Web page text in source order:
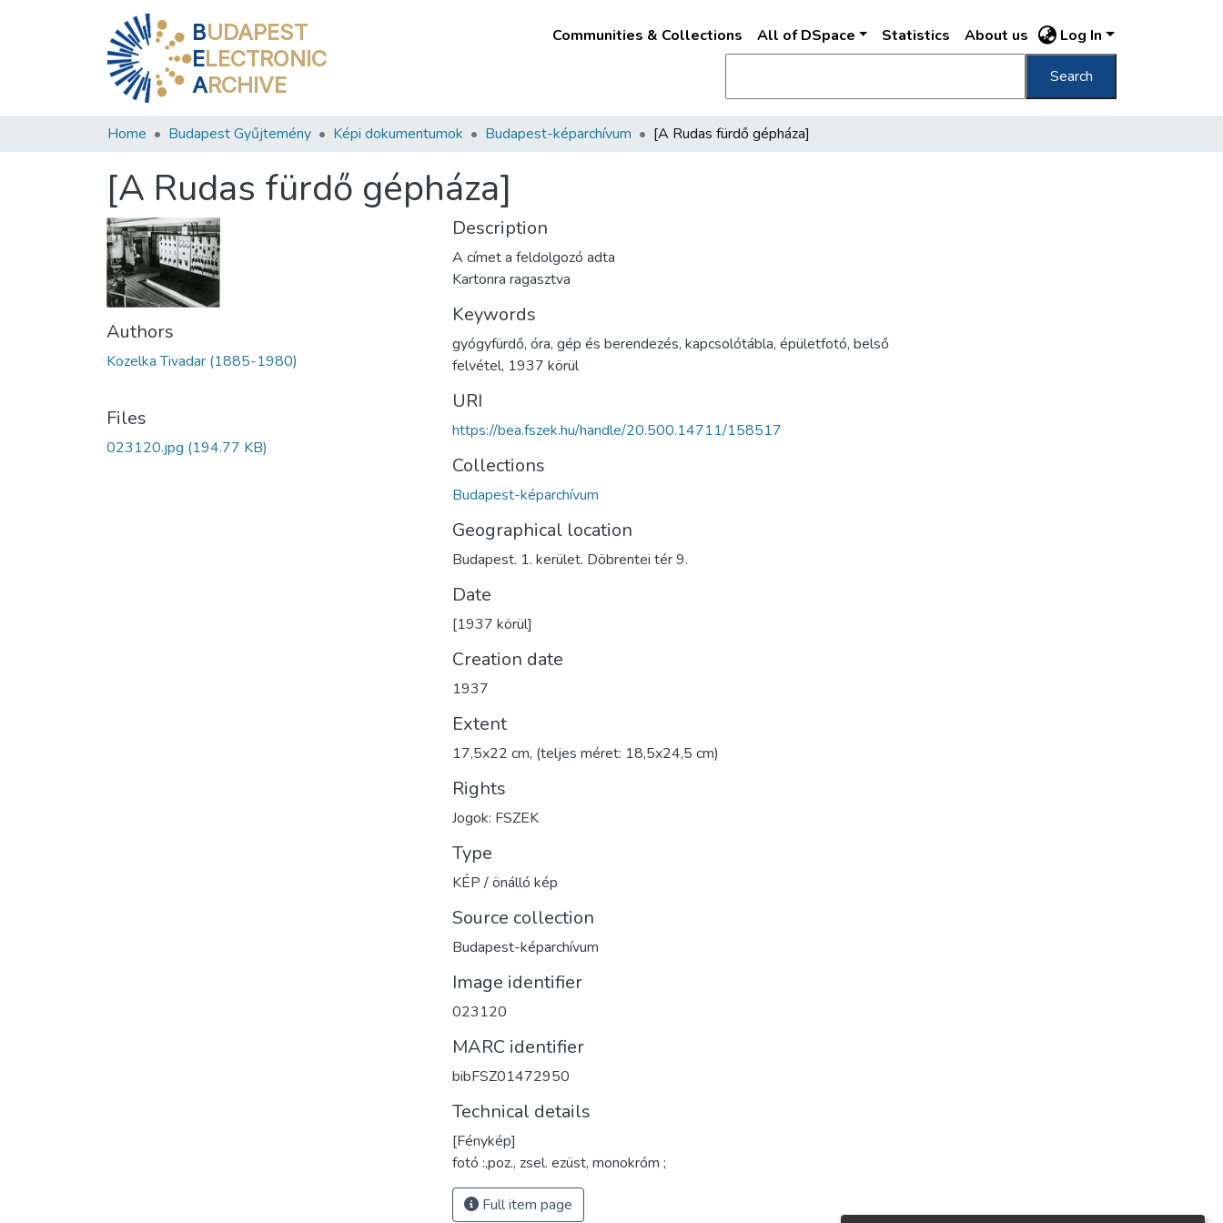
BUDAPEST
ELECTRONIC
ARCHIVE
Communities & Collections All of DSpace Statistics About us Log In
Search
Home Budapest Gyűjtemény Képi dokumentumok Budapest-képarchívum [A Rudas fürdő gépháza]
[A Rudas fürdő gépháza]
Authors
Kozelka Tivadar (1885-1980)
Files
023120.jpg (194.77 KB)
Description
A címet a feldolgozó adta
Kartonra ragasztva
Keywords
gyógyfürdő, óra, gép és berendezés, kapcsolótábla, épületfotó, belső
felvétel, 1937 körül
URI
https://bea.fszek.hu/handle/20.500.14711/158517
Collections
Budapest-képarchívum
Geographical location
Budapest. 1. kerület. Döbrentei tér 9.
Date
[1937 körül]
Creation date
1937
Extent
17,5x22 cm, (teljes méret: 18,5x24,5 cm)
Rights
Jogok: FSZEK
Type
KÉP / önálló kép
Source collection
Budapest-képarchívum
Image identifier
023120
MARC identifier
bibFSZ01472950
Technical details
[Fénykép]
fotó :,poz., zsel. ezüst, monokróm ;
Full item page